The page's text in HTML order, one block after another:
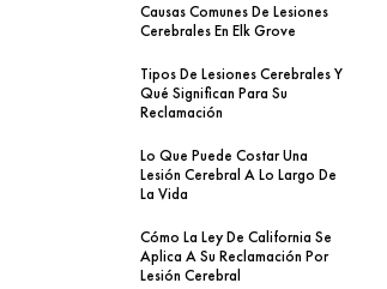
Causas Comunes De Lesiones
Cerebrales En Elk Grove
Tipos De Lesiones Cerebrales Y
Qué Significan Para Su
Reclamación
Lo Que Puede Costar Una
Lesión Cerebral A Lo Largo De
La Vida
Cómo La Ley De California Se
Aplica A Su Reclamación Por
Lesión Cerebral